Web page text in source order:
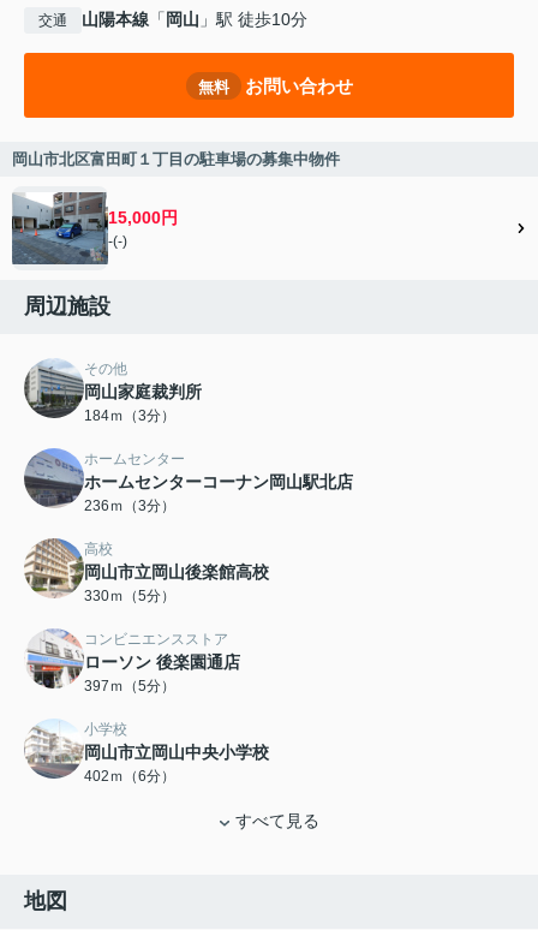
交通 山陽本線 「 岡山 」駅 徒歩10分
無料 お問い合わせ
岡山市北区富田町１丁目の駐車場の募集中物件
15,000円
-(-)
周辺施設
その他
岡山家庭裁判所
184ｍ（3分）
ホームセンター
ホームセンターコーナン岡山駅北店
236ｍ（3分）
高校
岡山市立岡山後楽館高校
330ｍ（5分）
コンビニエンスストア
ローソン 後楽園通店
397ｍ（5分）
小学校
岡山市立岡山中央小学校
402ｍ（6分）
すべて見る
地図